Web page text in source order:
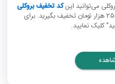
می‌توانید اینکد تخفیف بروکلی
را اعمال کنید و 25 درصد تا سقف 250 هزار تومان تخفیف بگیرید. برای
کلیک نمایید.